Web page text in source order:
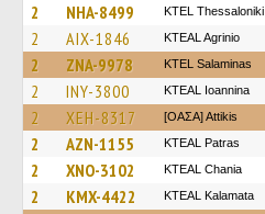
2 NHA-8499 KTEL Thessaloniki
2 AIX-1846 KTEAL Agrinio
2 ZNA-9978 KTEL Salaminas
2 INY-3800 KTEAL Ioannina
2 XEH-8317 [ΟΑΣΑ] Αttikis
2 AZN-1155 KTEAL Patras
2 XNO-3102 KTEAL Chania
2 KMX-4422 KTEAL Kalamata